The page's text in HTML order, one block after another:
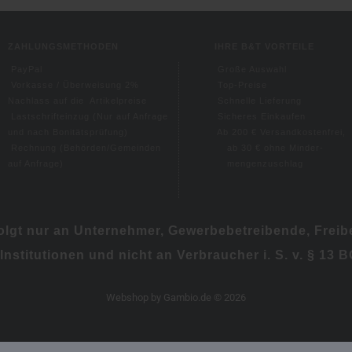
nur an Unternehmer, Gewerbebetreibende,
und nicht an Verbraucher i. S. v. § 13
Webshop by Gambio.de © 2026